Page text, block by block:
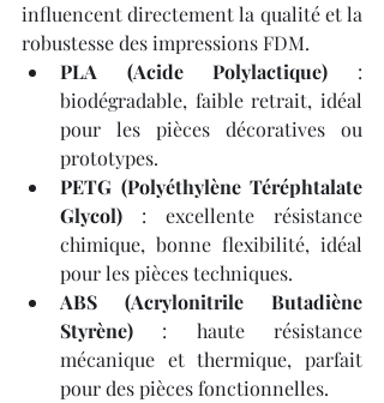
influencent directement la qualité et la
robustesse des impressions FDM.
PLA (Acide Polylactique) :
biodégradable, faible retrait, idéal
pour les pièces décoratives ou
prototypes.
PETG (Polyéthylène Téréphtalate
Glycol) : excellente résistance
chimique, bonne flexibilité, idéal
pour les pièces techniques.
ABS (Acrylonitrile Butadiène
Styrène) : haute résistance
mécanique et thermique, parfait
pour des pièces fonctionnelles.